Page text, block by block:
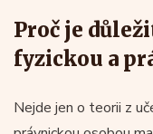
Proč je
fyzickou a
Nejde jen o teorii z